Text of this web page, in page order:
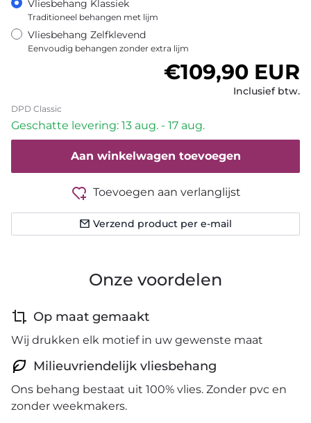
Vliesbehang Klassiek
Traditioneel behangen met lijm
Vliesbehang Zelfklevend
Eenvoudig behangen zonder extra lijm
Normale prijs
€109,90 EUR
Inclusief btw.
DPD Classic
Geschatte levering: 13 aug. - 17 aug.
Aan winkelwagen toevoegen
Toevoegen aan verlanglijst
Verzend product per e-mail
Onze voordelen
Op maat gemaakt
Wij drukken elk motief in uw gewenste maat
Milieuvriendelijk vliesbehang
Ons behang bestaat uit 100% vlies. Zonder pvc en
zonder weekmakers.